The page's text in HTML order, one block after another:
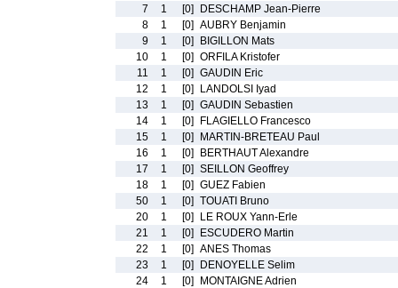
7
1 [0]
DESCHAMP Jean-Pierre
8
1 [0] AUBRY Benjamin
9
1 [0]
BIGILLON Mats
10
1 [0] ORFILA Kristofer
11
1 [0] GAUDIN Eric
12
1 [0]
LANDOLSI Iyad
13
1 [0] GAUDIN Sebastien
14
1 [0]
FLAGIELLO Francesco
15
1 [0]
MARTIN-BRETEAU Paul
16
1 [0]
BERTHAUT Alexandre
17
1 [0] SEILLON Geoffrey
18
1 [0] GUEZ Fabien
50
1 [0] TOUATI Bruno
20
1 [0]
LE ROUX Yann-Erle
21
1 [0]
ESCUDERO Martin
22
1 [0] ANES Thomas
23
1 [0]
DENOYELLE Selim
24
1 [0]
MONTAIGNE Adrien